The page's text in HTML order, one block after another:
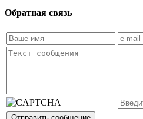
Обратная связь